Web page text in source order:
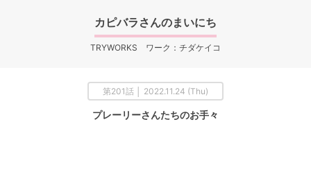
カピバラさんのまいにち
TRYWORKS ワーク：チダケイコ
第201話 │ 2022.11.24 (Thu)
プレーリーさんたちのお手々